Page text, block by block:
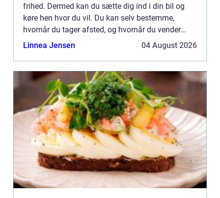
frihed. Dermed kan du sætte dig ind i din bil og
køre hen hvor du vil. Du kan selv bestemme,
hvornår du tager afsted, og hvornår du vender
retur igen, da du ikke er afhængig af andre eller
Linnea Jensen 04 August 2026